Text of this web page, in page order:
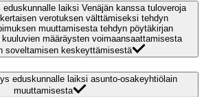
laiksi Venäjän kanssa tuloveroja
verotuksen välttämiseksi tehdyn
muuttamisesta tehdyn pöytäkirjan
kuuluvien määräysten voimaansaattamisesta
soveltamisen keskeyttämisestä
eduskunnalle laiksi asunto-osakeyhtiölain
muuttamisesta